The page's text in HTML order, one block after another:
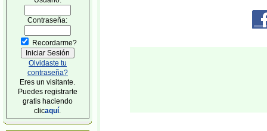
Contraseña:
Recordarme?
Olvidaste tu
contraseña?
Eres un visitante.
Puedes registrarte
gratis haciendo
clicaquí